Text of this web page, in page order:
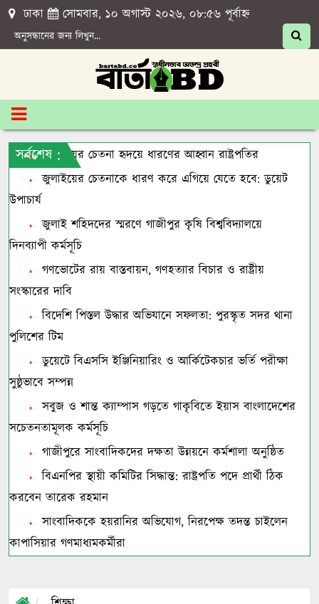
ঢাকা সোমবার, ১০ অগাস্ট ২০২৬, ০৮:৫৬ পূর্বাহ্ন
সর্বশেষ :জুলাইয়ের চেতনা হৃদয়ে ধারণের আহ্বান রাষ্ট্রপতির
জুলাইয়ের চেতনাকে ধারণ করে এগিয়ে যেতে হবে: ডুয়েট
উপাচার্য
জুলাই শহিদদের স্মরণে গাজীপুর কৃষি বিশ্ববিদ্যালয়ে
দিনব্যাপী কর্মসূচি
গণভোটের রায় বাস্তবায়ন, গণহত্যার বিচার ও রাষ্ট্রীয়
সংস্কারের দাবি
বিদেশি পিস্তল উদ্ধার অভিযানে সফলতা: পুরস্কৃত সদর থানা
পুলিশের টিম
ডুয়েটে বিএসসি ইঞ্জিনিয়ারিং ও আর্কিটেকচার ভর্তি পরীক্ষা
সুষ্ঠুভাবে সম্পন্ন
সবুজ ও শান্ত ক্যাম্পাস গড়তে গাকৃবিতে ইয়াস বাংলাদেশের
সচেতনতামূলক কর্মসূচি
গাজীপুরে সাংবাদিকদের দক্ষতা উন্নয়নে কর্মশালা অনুষ্ঠিত
বিএনপির স্থায়ী কমিটির সিদ্ধান্ত: রাষ্ট্রপতি পদে প্রার্থী ঠিক
করবেন তারেক রহমান
সাংবাদিককে হয়রানির অভিযোগ, নিরপেক্ষ তদন্ত চাইলেন
কাপাসিয়ার গণমাধ্যমকর্মীরা